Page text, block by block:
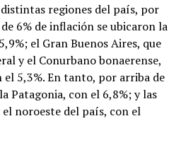
regiones del país, por
6% de inflación se ubicaron la
el Gran Buenos Aires, que
y el Conurbano bonaerense,
el 5,3%. En tanto, por arriba de
Patagonia, con el 6,8%; y las
noroeste del país, con el